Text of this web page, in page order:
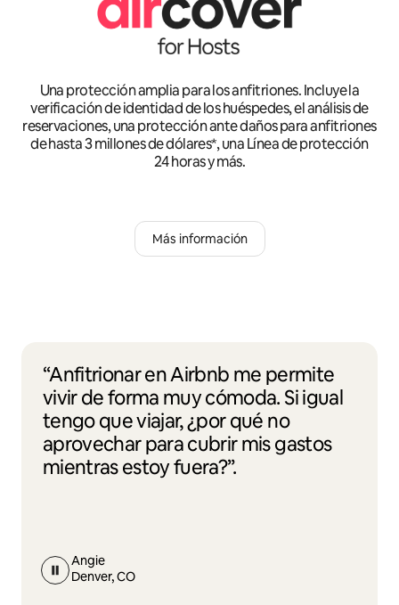
Una protección amplia para los anfitriones. Incluye la
verificación de identidad de los huéspedes, el análisis de
reservaciones, una protección ante daños para anfitriones
de hasta 3 millones de dólares*, una Línea de protección
24 horas y más.
Más información
“Anfitrionar en Airbnb me permite
vivir de forma muy cómoda. Si igual
tengo que viajar, ¿por qué no
aprovechar para cubrir mis gastos
mientras estoy fuera?”.
Angie
Denver, CO